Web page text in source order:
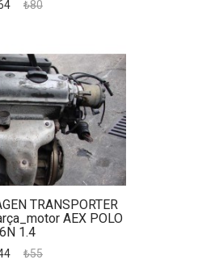
₺80
TRANSPORTER
AEX POLO
6N 1.4
₺55